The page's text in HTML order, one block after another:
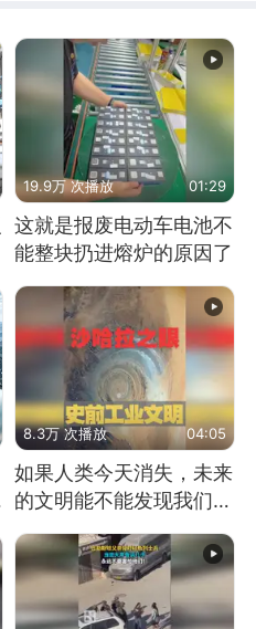
19.9万 次播放 01:29
这就是报废电动车电池不
能整块扔进熔炉的原因了
8.3万 次播放 04:05
如果人类今天消失，未来
的文明能不能发现我们存